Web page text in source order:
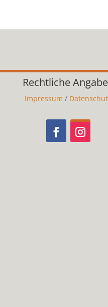
Rechtliche
Impressum /